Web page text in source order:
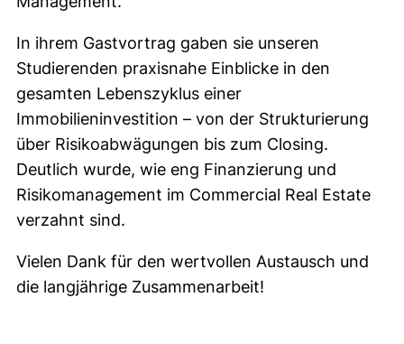
In ihrem Gastvortrag gaben sie unseren
Studierenden praxisnahe Einblicke in den
gesamten Lebenszyklus einer
Immobilieninvestition – von der Strukturierung
über Risikoabwägungen bis zum Closing.
Deutlich wurde, wie eng Finanzierung und
Risikomanagement im Commercial Real Estate
verzahnt sind.
Vielen Dank für den wertvollen Austausch und
die langjährige Zusammenarbeit!